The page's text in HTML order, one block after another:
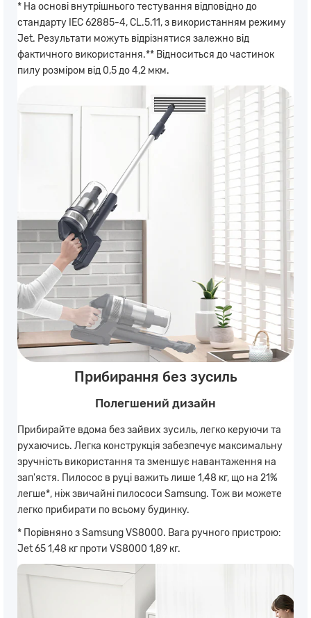
* На основі внутрішнього тестування відповідно до
стандарту IEC 62885-4, CL.5.11, з використанням режиму
Jet. Результати можуть відрізнятися залежно від
фактичного використання.** Відноситься до частинок
пилу розміром від 0,5 до 4,2 мкм.
Прибирання без зусиль
Полегшений дизайн
Прибирайте вдома без зайвих зусиль, легко керуючи та
рухаючись. Легка конструкція забезпечує максимальну
зручність використання та зменшує навантаження на
зап'ястя. Пилосос в руці важить лише 1,48 кг, що на 21%
легше*, ніж звичайні пилососи Samsung. Тож ви можете
легко прибирати по всьому будинку.
* Порівняно з Samsung VS8000. Вага ручного пристрою:
Jet 65 1,48 кг проти VS8000 1,89 кг.